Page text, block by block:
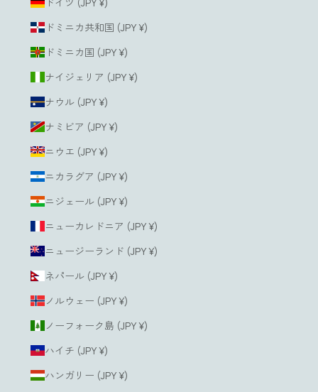
ドミニカ共和国 (JPY ¥)
ドミニカ国 (JPY ¥)
ナイジェリア (JPY ¥)
ナウル (JPY ¥)
ナミビア (JPY ¥)
ニウエ (JPY ¥)
ニカラグア (JPY ¥)
ニジェール (JPY ¥)
ニューカレドニア (JPY ¥)
ニュージーランド (JPY ¥)
ネパール (JPY ¥)
ノルウェー (JPY ¥)
ノーフォーク島 (JPY ¥)
ハイチ (JPY ¥)
ハンガリー (JPY ¥)